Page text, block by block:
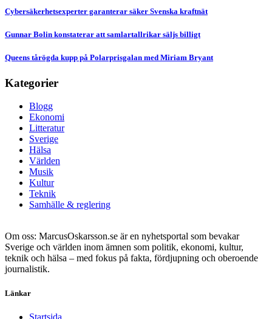
Cybersäkerhetsexperter garanterar säker Svenska kraftnät
Gunnar Bolin konstaterar att samlartallrikar säljs billigt
Queens tårögda kupp på Polarprisgalan med Miriam Bryant
Kategorier
Blogg
Ekonomi
Litteratur
Sverige
Hälsa
Världen
Musik
Kultur
Teknik
Samhälle & reglering
Om oss: MarcusOskarsson.se är en nyhetsportal som bevakar
Sverige och världen inom ämnen som politik, ekonomi, kultur,
teknik och hälsa – med fokus på fakta, fördjupning och oberoende
journalistik.
Länkar
Startsida